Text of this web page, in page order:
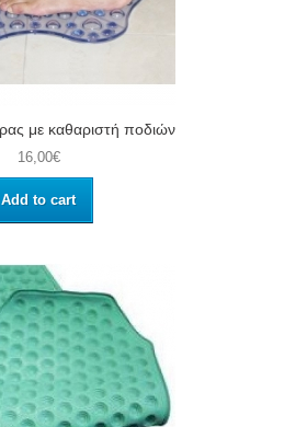
με καθαριστή ποδιών
16,00€
Add to cart